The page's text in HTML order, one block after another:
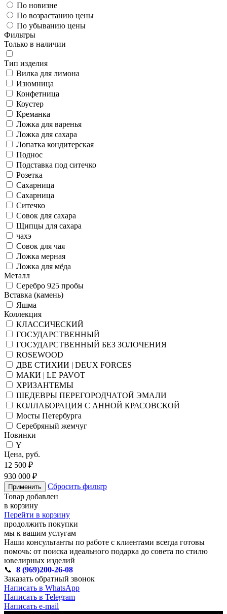
По новизне
По возрастанию цены
По убыванию цены
Фильтры
Только в наличии
Тип изделия
Вилка для лимона
Изюмница
Конфетница
Коустер
Креманка
Ложка для варенья
Ложка для сахара
Лопатка кондитерская
Поднос
Подставка под ситечко
Розетка
Сахарница
Сахаpница
Ситечко
Совок для сахара
Щипцы для сахара
чахэ
Совок для чая
Ложка мерная
Ложка для мёда
Металл
Серебро 925 пробы
Вставка (камень)
Яшма
Коллекция
КЛАССИЧЕСКИЙ
ГОСУДАРСТВЕННЫЙ
ГОСУДАРСТВЕННЫЙ БЕЗ ЗОЛОЧЕНИЯ
ROSEWOOD
ДВЕ СТИХИИ | DEUX FORCES
МАКИ | LE PAVOT
ХРИЗАНТЕМЫ
ШЕДЕВРЫ ПЕРЕГОРОДЧАТОЙ ЭМАЛИ
КОЛЛАБОРАЦИЯ С АННОЙ КРАСОВСКОЙ
Мосты Петербурга
Серебряный жемчуг
Новинки
Y
Цена, руб.
12 500 ₽
930 000 ₽
Применить
Сбросить фильтр
Товар добавлен
в корзину
Перейти в корзину
продолжить покупки
мы к вашим услугам
Наши консультанты по работе с клиентами всегда готовы
помочь: от поиска идеального подарка до совета по стилю
ювелирных изделий
📞 8 (969)200-26-08
Заказать обратный звонок
Написать в WhatsApp
Написать в Telegram
Написать e-mail